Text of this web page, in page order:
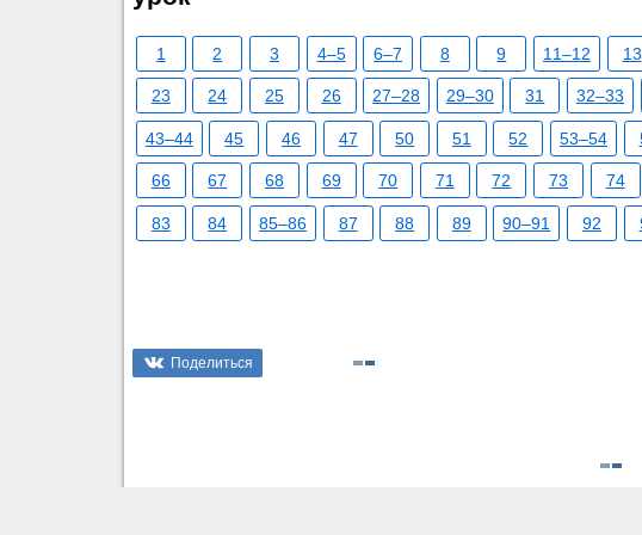
1 2 3 4–5 6–7 8 9 11–12 13
23 24 25 26 27–28 29–30 31 32–33
43–44 45 46 47 50 51 52 53–54
66 67 68 69 70 71 72 73 74
83 84 85–86 87 88 89 90–91 92
Поделиться